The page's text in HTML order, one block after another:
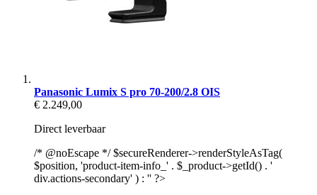
Panasonic Lumix S pro 70-200/2.8 OIS
€ 2.249,00
Direct leverbaar
/* @noEscape */ $secureRenderer->renderStyleAsTag(
$position, 'product-item-info_' . $_product->getId() . '
div.actions-secondary' ) : '' ?>